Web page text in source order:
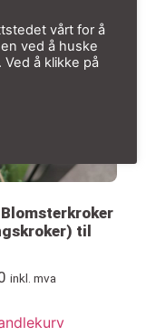
til
inkl. mva
vårt for å
ved å huske
å klikke på